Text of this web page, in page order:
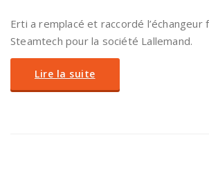
Erti a remplacé et raccordé l’échangeur
Steamtech pour la société Lallemand.
Lire la suite